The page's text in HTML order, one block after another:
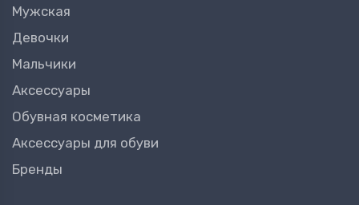
Мужская
Девочки
Мальчики
Аксессуары
Обувная косметика
Аксессуары для обуви
Бренды